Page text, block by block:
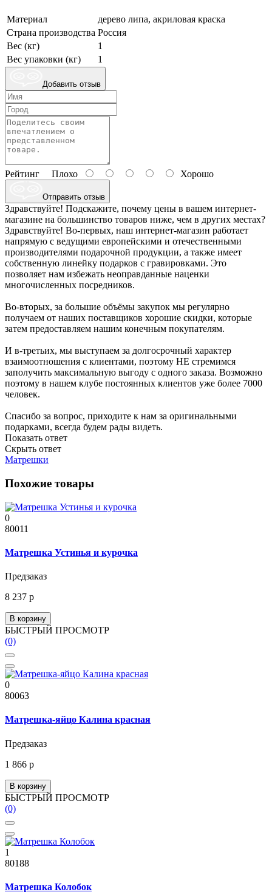
Материал
дерево липа, акриловая краска
Страна производства Россия
Вес (кг)
1
Вес упаковки (кг)
1
Добавить отзыв
Рейтинг Плохо Хорошо
Отправить отзыв
Здравствуйте! Подскажите, почему цены в вашем интернет-
магазине на большинство товаров ниже, чем в других местах?
Здравствуйте! Во-первых, наш интернет-магазин работает
напрямую с ведущими европейскими и отечественными
производителями подарочной продукции, а также имеет
собственную линейку подарков с гравировками. Это
позволяет нам избежать неоправданные наценки
многочисленных посредников.
Во-вторых, за большие объёмы закупок мы регулярно
получаем от наших поставщиков хорошие скидки, которые
затем предоставляем нашим конечным покупателям.
И в-третьих, мы выступаем за долгосрочный характер
взаимоотношения с клиентами, поэтому НЕ стремимся
заполучить максимальную выгоду с одного заказа. Возможно
поэтому в нашем клубе постоянных клиентов уже более 7000
человек.
Спасибо за вопрос, приходите к нам за оригинальными
подарками, всегда будем рады видеть.
Показать ответ
Скрыть ответ
Матрешки
Похожие товары
0
80011
Матрешка Устинья и курочка
Предзаказ
8 237 р
В корзину
БЫСТРЫЙ ПРОСМОТР
(0)
0
80063
Матрешка-яйцо Калина красная
Предзаказ
1 866 р
В корзину
БЫСТРЫЙ ПРОСМОТР
(0)
1
80188
Матрешка Колобок